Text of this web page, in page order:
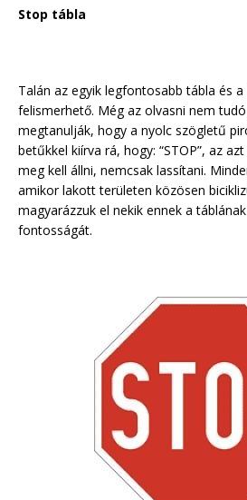
Stop tábla
Talán az egyik legfontosabb tábla és
felismerhető. Még az olvasni nem
megtanulják, hogy a nyolc szögletű
betűkkel kiírva rá, hogy: “STOP”, az
meg kell állni, nemcsak lassítani.
amikor lakott területen közösen
magyarázzuk el nekik ennek a
fontosságát.